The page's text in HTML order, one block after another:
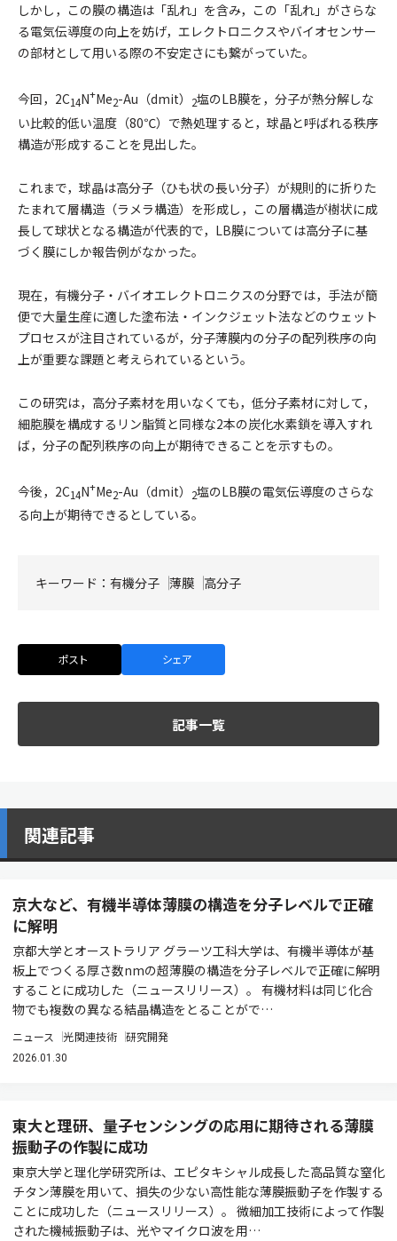
しかし，この膜の構造は「乱れ」を含み，この「乱れ」がさらな
る電気伝導度の向上を妨げ，エレクトロニクスやバイオセンサー
の部材として用いる際の不安定さにも繋がっていた。
今回，2C14N+Me2-Au（dmit） 2塩のLB膜を，分子が熱分解しな
い比較的低い温度（80℃）で熱処理すると，球晶と呼ばれる秩序
構造が形成することを見出した。
これまで，球晶は高分子（ひも状の長い分子）が規則的に折りた
たまれて層構造（ラメラ構造）を形成し，この層構造が樹状に成
長して球状となる構造が代表的で，LB膜については高分子に基
づく膜にしか報告例がなかった。
現在，有機分子・バイオエレクトロニクスの分野では，手法が簡
便で大量生産に適した塗布法・インクジェット法などのウェット
プロセスが注目されているが，分子薄膜内の分子の配列秩序の向
上が重要な課題と考えられているという。
この研究は，高分子素材を用いなくても，低分子素材に対して，
細胞膜を構成するリン脂質と同様な2本の炭化水素鎖を導入すれ
ば，分子の配列秩序の向上が期待できることを示すもの。
今後，2C14N+Me2-Au（dmit） 2塩のLB膜の電気伝導度のさらな
る向上が期待できるとしている。
キーワード： 有機分子 薄膜 高分子
ポスト シェア
記事一覧
関連記事
京大など、有機半導体薄膜の構造を分子レベルで正確
に解明
京都大学とオーストラリア グラーツ工科大学は、有機半導体が基
板上でつくる厚さ数nmの超薄膜の構造を分子レベルで正確に解明
することに成功した（ニュースリリース）。 有機材料は同じ化合
物でも複数の異なる結晶構造をとることがで…
ニュース 光関連技術 研究開発
2026.01.30
東大と理研、量子センシングの応用に期待される薄膜
振動子の作製に成功
東京大学と理化学研究所は、エピタキシャル成長した高品質な窒化
チタン薄膜を用いて、損失の少ない高性能な薄膜振動子を作製する
ことに成功した（ニュースリリース）。 微細加工技術によって作製
された機械振動子は、光やマイクロ波を用…